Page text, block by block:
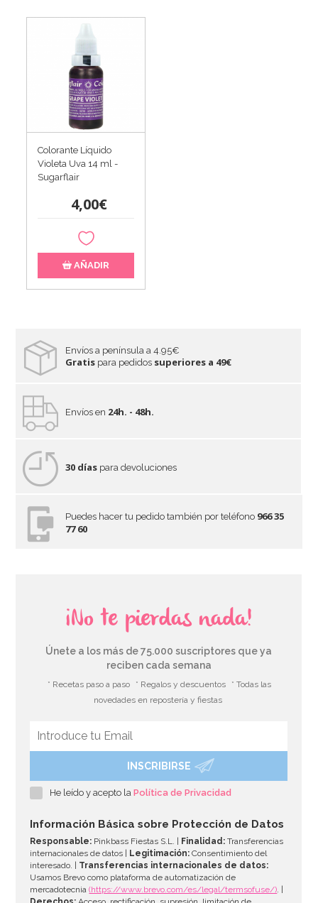
Colorante Líquido
Violeta Uva 14 ml -
Sugarflair
4,00€
AÑADIR
Envíos a península a 4.95€
Gratis para pedidos superiores a 49€
Envíos en 24h. - 48h.
30 días para devoluciones
Puedes hacer tu pedido también por teléfono 966 35
77 60
¡No te pierdas nada!
Únete a los más de 75.000 suscriptores que ya
reciben cada semana
* Recetas paso a paso * Regalos y descuentos
* Todas las
novedades en repostería y fiestas
INSCRIBIRSE
He leído y acepto laPolítica de Privacidad
Información Básica sobre Protección de Datos
Responsable: Pinkbass Fiestas S.L. | Finalidad: Transferencias
internacionales de datos |
Legitimación: Consentimiento del
interesado. | Transferencias internacionales de datos:
Usamos Brevo como plataforma de automatización de
mercadotecnia(https://www.brevo.com/es/legal/termsofuse/). |